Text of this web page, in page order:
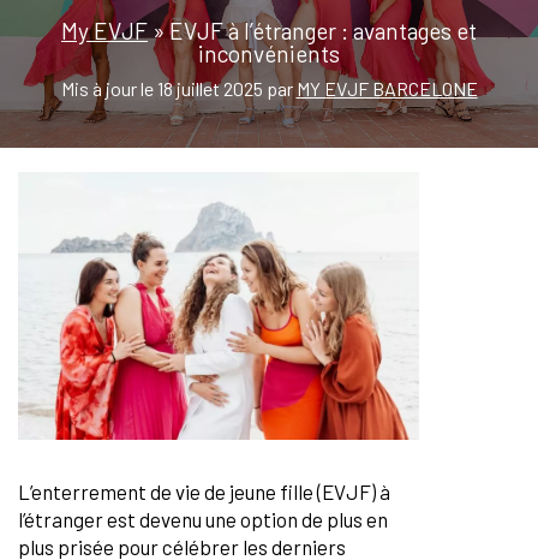
My EVJF»EVJF à l’étranger : avantages et
inconvénients
Mis à jour le 18 juillet 2025 par MY EVJF BARCELONE
L’enterrement de vie de jeune fille (EVJF) à
l’étranger est devenu une option de plus en
plus prisée pour célébrer les derniers